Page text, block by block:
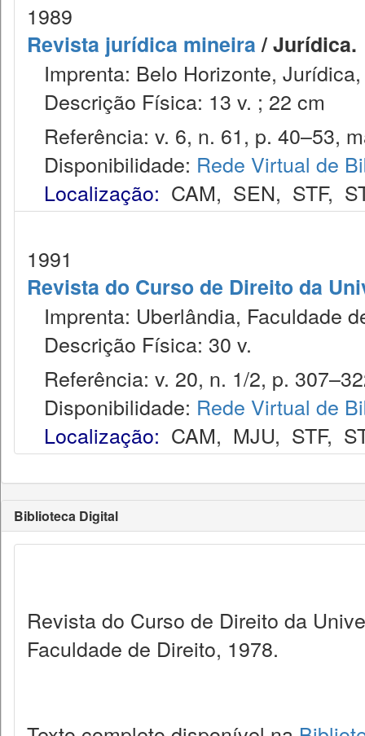
1989
Revista jurídica mineira/ Jurídica.
Imprenta: Belo Horizonte,
Descrição Física: 13 v. ; 22 cm
Referência: v. 6, n. 61, p. 40–53,
Disponibilidade: Rede Virtual de
Localização: CAM, SEN, STF,
1991
Revista do Curso de Direito da
Imprenta: Uberlândia, Faculdade
Descrição Física: 30 v.
Referência: v. 20, n. 1/2, p.
Disponibilidade: Rede Virtual de
Localização: CAM, MJU, STF,
Biblioteca Digital
Revista do Curso de Direito da
Faculdade de Direito, 1978.